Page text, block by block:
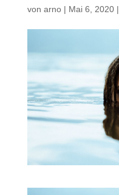
von arno| Mai 6, 2020|